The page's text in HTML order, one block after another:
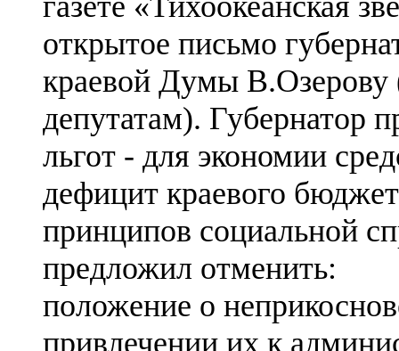
открытое письмо
краевой Думы В.Озерову
депутатам). Губернатор
льгот - для экономии
дефицит краевого
принципов социальной
предложил отменить:
положение о
привлечении их к